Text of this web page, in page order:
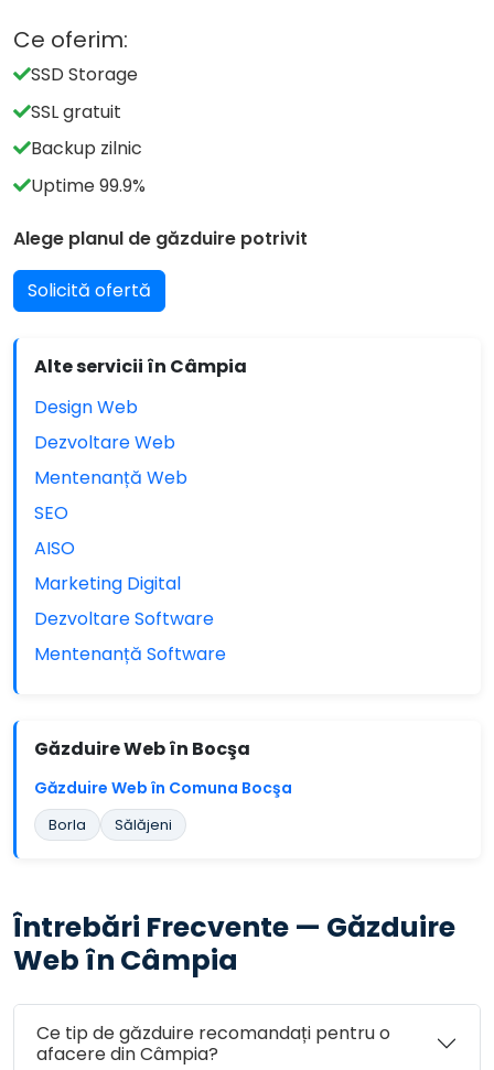
Ce oferim:
SSD Storage
SSL gratuit
Backup zilnic
Uptime 99.9%
Alege planul de găzduire potrivit
Solicită ofertă
Alte servicii în Câmpia
Design Web
Dezvoltare Web
Mentenanță Web
SEO
AISO
Marketing Digital
Dezvoltare Software
Mentenanță Software
Găzduire Web în Bocşa
Găzduire Web în Comuna Bocşa
Borla Sălăjeni
Întrebări Frecvente — Găzduire
Web în Câmpia
Ce tip de găzduire recomandați pentru o
afacere din Câmpia?